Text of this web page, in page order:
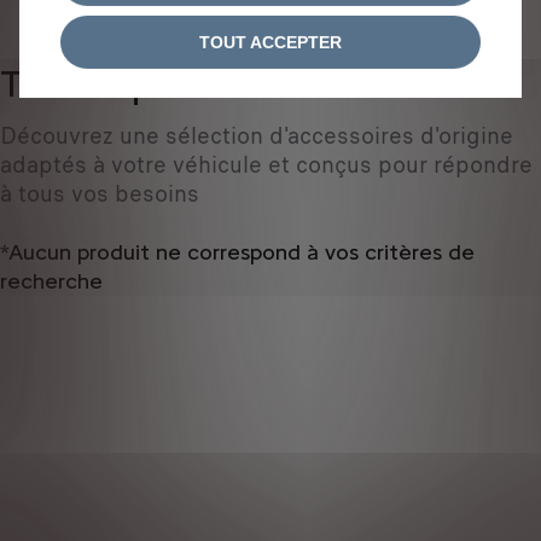
Tous les produits
Découvrez une sélection d'accessoires d'origine
adaptés à votre véhicule et conçus pour répondre
à tous vos besoins
*Aucun produit ne correspond à vos critères de
recherche
TOUT ACCEPTER